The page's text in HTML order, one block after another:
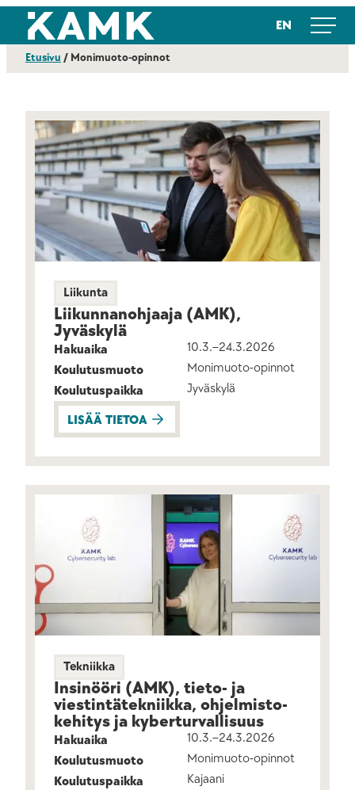
Siirry
suoraan
sisältöön
Kajaanin ammattikorkeakoulu EN
Etusivu / Monimuoto-opinnot
Liikunta
Liikunnan­ohjaaja (AMK),
Jyväskylä
Hakuaika
10.3.–24.3.2026
Koulutusmuoto
Monimuoto-opinnot
Koulutuspaikka
Jyväskylä
LISÄÄ TIETOA
Tekniikka
Insinööri (AMK), tieto- ja
viestintä­­tekniikka, ohjelmisto­
kehitys ja kyber­turvallisuus
Hakuaika
10.3.–24.3.2026
Koulutusmuoto
Monimuoto-opinnot
Koulutuspaikka
Kajaani